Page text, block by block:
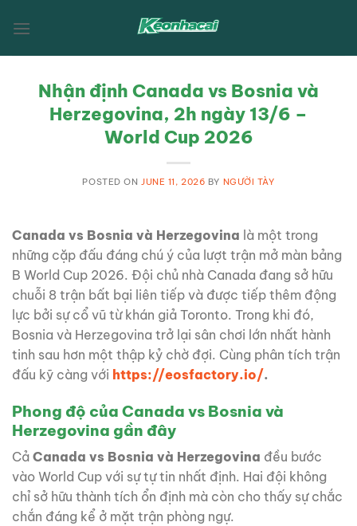
Nhận định Canada vs Bosnia và
Herzegovina, 2h ngày 13/6 –
World Cup 2026
POSTED ONJUNE 11, 2026 BY NGƯỜI TÀY
Canada vs Bosnia và Herzegovina là một trong
những cặp đấu đáng chú ý của lượt trận mở màn bảng
B World Cup 2026. Đội chủ nhà Canada đang sở hữu
chuỗi 8 trận bất bại liên tiếp và được tiếp thêm động
lực bởi sự cổ vũ từ khán giả Toronto. Trong khi đó,
Bosnia và Herzegovina trở lại sân chơi lớn nhất hành
tinh sau hơn một thập kỷ chờ đợi. Cùng phân tích trận
đấu kỹ càng với https://eosfactory.io/.
Phong độ của Canada vs Bosnia và
Herzegovina gần đây
Cả Canada vs Bosnia và Herzegovina đều bước
vào World Cup với sự tự tin nhất định. Hai đội không
chỉ sở hữu thành tích ổn định mà còn cho thấy sự chắc
chắn đáng kể ở mặt trận phòng ngự.